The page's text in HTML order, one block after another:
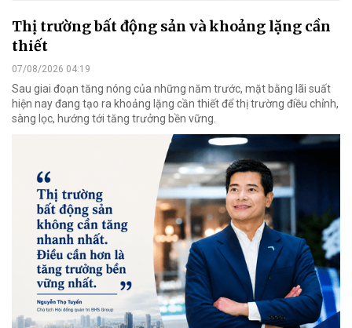
Thị trường bất động sản và khoảng lặng cần
thiết
07/08/2026 04:19
Sau giai đoạn tăng nóng của những năm trước, mặt bằng lãi suất
hiện nay đang tạo ra khoảng lặng cần thiết để thị trường điều chỉnh,
sàng lọc, hướng tới tăng trưởng bền vững.